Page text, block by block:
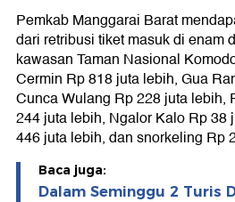
Pemkab Manggarai Barat
dari retribusi tiket masuk di enam
kawasan Taman Nasional
Cermin Rp 818 juta lebih, Gua
Cunca Wulang Rp 228 juta lebih,
244 juta lebih, Ngalor Kalo Rp 38
446 juta lebih, dan snorkeling Rp
Baca juga:
Dalam Seminggu 2 Turis